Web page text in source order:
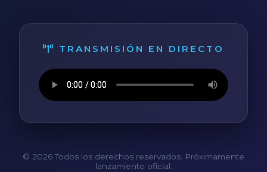
TRANSMISIÓN EN DIRECTO
© 2026 Todos los derechos reservados. Próximamente
lanzamiento oficial.